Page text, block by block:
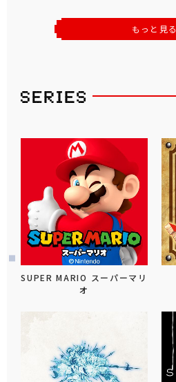
もっと見る
SUPER MARIO スーパーマリ
オ